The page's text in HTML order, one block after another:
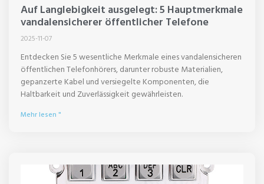
Auf Langlebigkeit ausgelegt: 5 Hauptmerkmale
vandalensicherer öffentlicher Telefone
2025-11-07
Entdecken Sie 5 wesentliche Merkmale eines vandalensicheren
öffentlichen Telefonhörers, darunter robuste Materialien,
gepanzerte Kabel und versiegelte Komponenten, die
Haltbarkeit und Zuverlässigkeit gewährleisten.
Mehr lesen "